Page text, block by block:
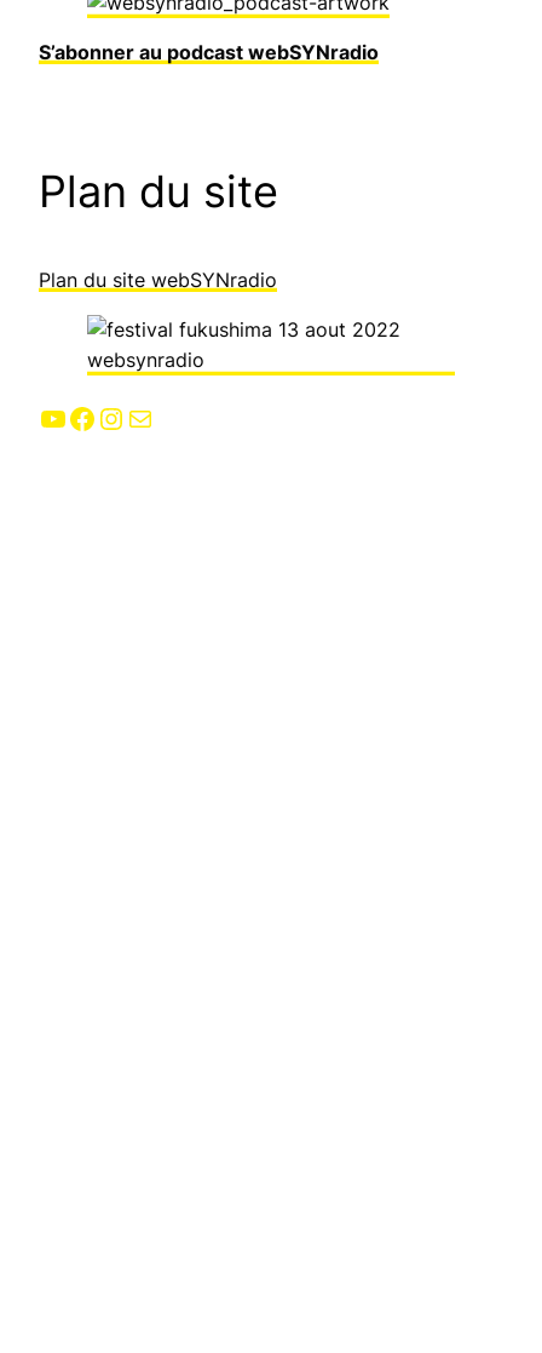
S’abonner au podcast webSYNradio
Plan du site
Plan du site webSYNradio
YouTube Facebook Instagram E-mail